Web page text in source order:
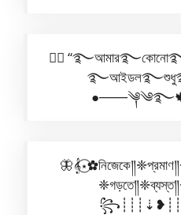
🧚‍♀️